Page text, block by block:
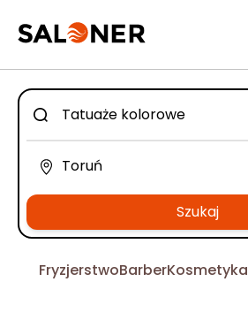
Szukaj
FryzjerstwoBarberKosmetyka